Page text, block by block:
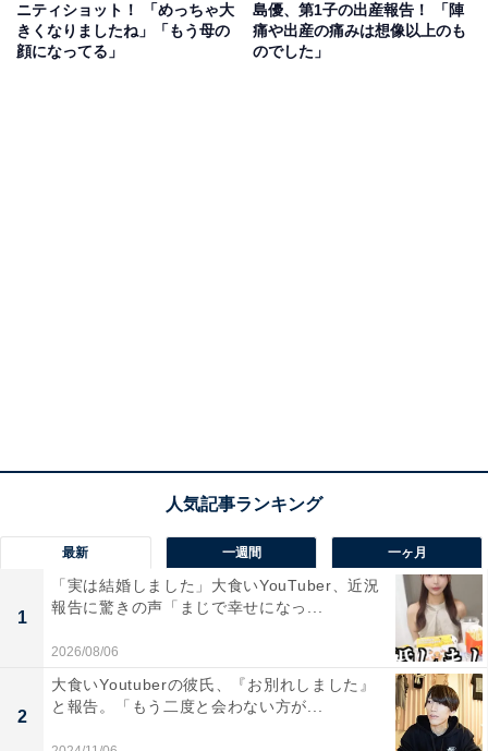
ニティショット！ 「めっちゃ大
きくなりましたね」「もう母の
顔になってる」
島優、第1子の出産報告！ 「陣
痛や出産の痛みは想像以上のも
のでした」
最新 一週間 一ヶ月
1
「実は結婚しました」大食いYouTuber、近況
報告に驚きの声「まじで幸せになっ...
2026/08/06
2
大食いYoutuberの彼氏、『お別れしました』
と報告。「もう二度と会わない方が...